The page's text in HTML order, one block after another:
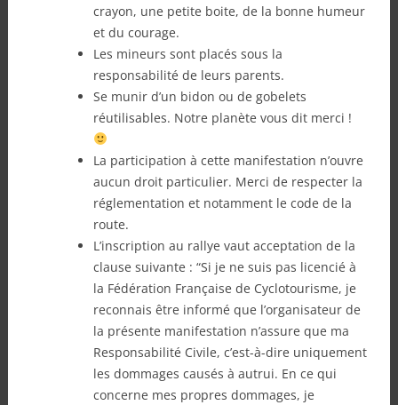
crayon, une petite boite, de la bonne humeur
et du courage.
Les mineurs sont placés sous la
responsabilité de leurs parents.
Se munir d’un bidon ou de gobelets
réutilisables. Notre planète vous dit merci !
La participation à cette manifestation n’ouvre
aucun droit particulier. Merci de respecter la
réglementation et notamment le code de la
route.
L’inscription au rallye vaut acceptation de la
clause suivante : “Si je ne suis pas licencié à
la Fédération Française de Cyclotourisme, je
reconnais être informé que l’organisateur de
la présente manifestation n’assure que ma
Responsabilité Civile, c’est-à-dire uniquement
les dommages causés à autrui. En ce qui
concerne mes propres dommages, je